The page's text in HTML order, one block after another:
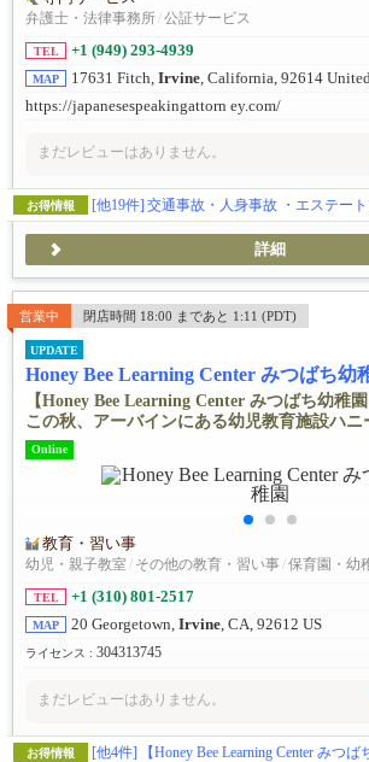
弁護士・法律事務所/公証サービス
TEL +1 (949) 293-4939
MAP 17631 Fitch, Irvine, California, 92614
https://japanesespeakingattorn ey.com/
まだレビューはありません。
お得情報 [他19件] 交通事故・人身事故 ・エステートプラン・遺産相続・Notary (公証) - 日本の
詳細
営業中 閉店時間 18:00 まであと 1:11 (PDT)
UPDATE
Honey Bee Learning Center みつばち幼
【Honey Bee Learning Center みつばち幼稚
この秋、アーバインにある幼児教育施設ハニ
Online
教育・習い事
幼児・親子教室 / その他の教育・習い事/保育園・幼
TEL +1 (310) 801-2517
MAP 20 Georgetown, Irvine , CA, 92612 US
ライセンス : 304313745
まだレビューはありません。
お得情報 [他4件] 【Honey Bee Learning Center みつばち幼稚園】✨️リニューアル✨️この秋、アーバインにある幼児教育施設ハニービーがお子様の可能性を広げる体験型スクールとして新しくなります(日本企業の学費補助対応)。🎨五感をフルに使って感性を磨くアート🔬好奇心と探求心を引き出すサイエンス🎶音感を身に付け表現力を豊かにする音楽・リトミック🏞️グロスモータースキルを築く自然学習🌸伝統的な